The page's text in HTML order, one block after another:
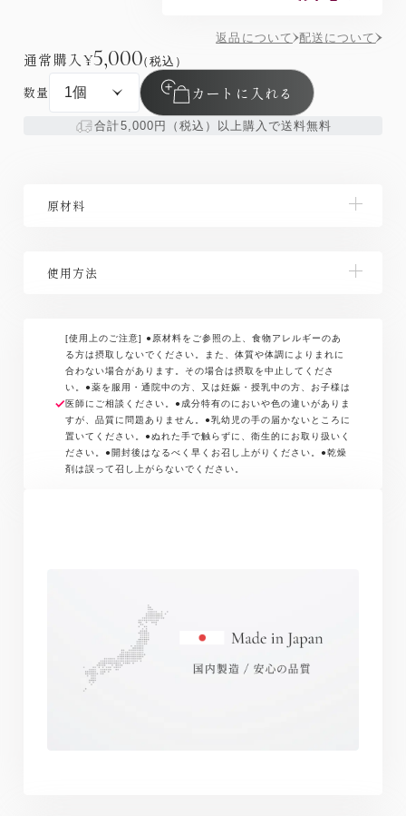
返品について 配送について
通常購入 ¥5,000（税込）
数量 カートに入れる
合計5,000円（税込）以上購入で送料無料
原材料
菌末（殺菌乳酸菌末（フェカリス菌）、デキストリ
維）、乳酸菌生産物質末、白桃花抽出物、酪酸菌末、
殺菌乳酸菌混合末、中鎖脂肪酸含有粉末油脂／セルロ
ース、ステアリン酸カルシウム、二酸化ケイ素、（一
部に乳成分・大豆・ももを含む）
使用方法
がりください。短期間で大量に摂ることは避けてくだ
さい。 ●食生活は、主食、主菜、副菜を基本に、食事
のバランスを。
[使用上のご注意] ●原材料をご参照の上、食物アレルギーのあ
る方は摂取しないでください。また、体質や体調によりまれに
合わない場合があります。その場合は摂取を中止してくださ
い。●薬を服用・通院中の方、又は妊娠・授乳中の方、お子様は
医師にご相談ください。●成分特有のにおいや色の違いがありま
すが、品質に問題ありません。●乳幼児の手の届かないところに
置いてください。●ぬれた手で触らずに、衛生的にお取り扱いく
ださい。●開封後はなるべく早くお召し上がりください。●乾燥
剤は誤って召し上がらないでください。